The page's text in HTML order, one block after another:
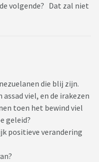
volgende? Dat zal niet
die blij zijn.
viel, en de irakezen
toen het bewind viel
geleid?
positieve verandering